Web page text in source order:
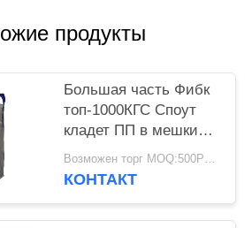
продукты
Большая часть Фибк
топ-1000КГС Споут
кладет ПП в мешки
слон для паковать
черный цвет
Возможен торг MOQ:500PCS
КОНТАКТ